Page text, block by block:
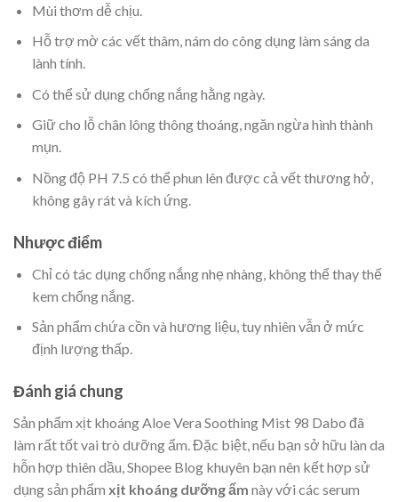
Mùi thơm dễ chịu.
Hỗ trợ mờ các vết thâm, nám do công dụng làm sáng da
lành tính.
Có thể sử dụng chống nắng hằng ngày.
Giữ cho lỗ chân lông thông thoáng, ngăn ngừa hình thành
mụn.
Nồng độ PH 7.5 có thể phun lên được cả vết thương hở,
không gây rát và kích ứng.
Nhược điểm
Chỉ có tác dụng chống nắng nhẹ nhàng, không thể thay thế
kem chống nắng.
Sản phẩm chứa cồn và hương liệu, tuy nhiên vẫn ở mức
định lượng thấp.
Đánh giá chung
Sản phẩm xịt khoáng Aloe Vera Soothing Mist 98 Dabo đã
làm rất tốt vai trò dưỡng ẩm. Đặc biệt, nếu bạn sở hữu làn da
hỗn hợp thiên dầu, Shopee Blog khuyên bạn nên kết hợp sử
dụng sản phẩm xịt khoáng dưỡng ẩm này với các serum